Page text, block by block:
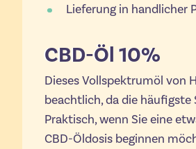
Lieferung in handlicher
CBD-Öl 10%
Dieses Vollspektrumöl von
beachtlich, da die häufigste
Praktisch, wenn Sie eine
CBD-Öldosis beginnen